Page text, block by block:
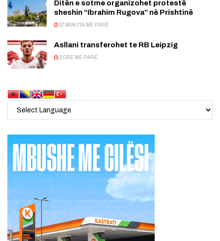
Ditën e sotme organizohet protestë
sheshin “Ibrahim Rugova” në Prishtinë
57 MINUTA MË PARË
Asllani transferohet te RB Leipzig
2 ORË MË PARË